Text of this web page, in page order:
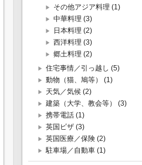
その他アジア料理 (1)
中華料理 (3)
日本料理 (2)
西洋料理 (3)
郷土料理 (2)
住宅事情／引っ越し (5)
動物（猫、鳩等）
(1)
天気／気候 (2)
建築（大学、教会等）
(3)
携帯電話 (1)
英国ビザ (3)
英国医療／保険 (2)
駐車場／自動車 (1)